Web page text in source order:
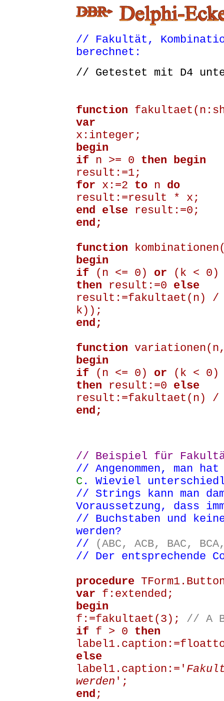
// Fakultät,
berechnet:
// Getestet mit D4
function
var
x:integer;
begin
if n >= 0 then begin
result:=1;
for x:=2 ton do
result:=result * x;
end else result:=0;
end;
function
begin
if
(n <= 0) or (k <
then result:=0 else
result:=fakultaet(n)
k));
end;
function
begin
if
(n <= 0) or (k <
then result:=0 else
result:=fakultaet(n)
end;
// Beispiel für
// Angenommen, man
C . Wieviel
// Strings kann man
Voraussetzung, dass
// Buchstaben und
werden?
//
(ABC, ACB, BAC,
// Der entsprechende
procedure
var f:extended;
begin
f:=fakultaet(3); // A
if f > 0 then
else
label1.caption:='
werden ';
end ;